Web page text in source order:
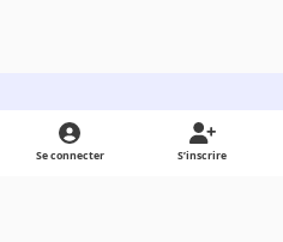
Light ModeDark ModeSystem Preference
Se connecter S’inscrire